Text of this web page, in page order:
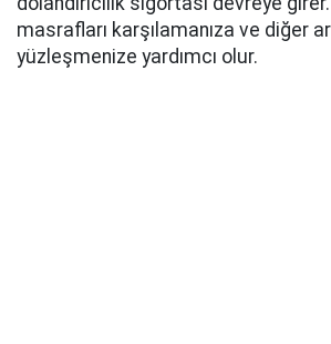
masrafları karşılamanıza ve diğer
yüzleşmenize yardımcı olur.